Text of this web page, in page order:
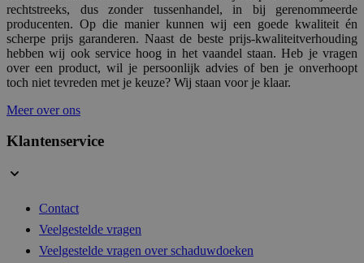
rechtstreeks, dus zonder tussenhandel, in bij gerenommeerde
producenten. Op die manier kunnen wij een goede kwaliteit én
scherpe prijs garanderen. Naast de beste prijs-kwaliteitverhouding
hebben wij ook service hoog in het vaandel staan. Heb je vragen
over een product, wil je persoonlijk advies of ben je onverhoopt
toch niet tevreden met je keuze? Wij staan voor je klaar.
Meer over ons
Klantenservice
Contact
Veelgestelde vragen
Veelgestelde vragen over schaduwdoeken
form_key
Adobe Inc.
.www.buitenkado.nl
1
__cf_bm
Cloudflare Inc.
.hs-analytics.net
Google Privacy